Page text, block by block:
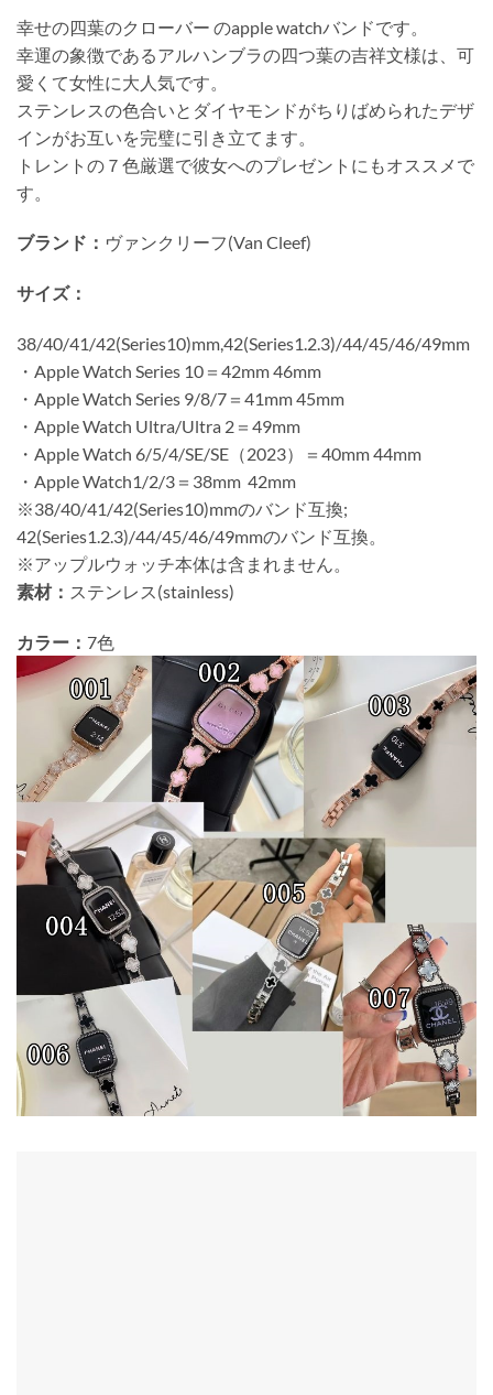
幸せの四葉のクローバー のapple watchバンドです。
幸運の象徴であるアルハンブラの四つ葉の吉祥文様は、可
愛くて女性に大人気です。
ステンレスの色合いとダイヤモンドがちりばめられたデザ
インがお互いを完璧に引き立てます。
トレントの７色厳選で彼女へのプレゼントにもオススメで
す。
ブランド： ヴァンクリーフ(Van Cleef)
サイズ：
38/40/41/42(Series10)mm,42(Series1.2.3)/44/45/46/49mm
・Apple Watch Series 10＝42mm 46mm
・Apple Watch Series 9/8/7＝41mm 45mm
・Apple Watch Ultra/Ultra 2＝49mm
・Apple Watch 6/5/4/SE/SE（2023）＝40mm 44mm
・Apple Watch1/2/3＝38mm 42mm
※38/40/41/42(Series10)mmのバンド互換;
42(Series1.2.3)/44/45/46/49mmのバンド互換。
※アップルウォッチ本体は含まれません。
素材： ステンレス(stainless)
カラー： 7色